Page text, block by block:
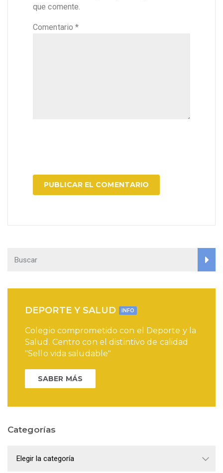
que comente.
Comentario*
DEPORTE Y SALUD INFO
Colegio comprometido con el Deporte y la
Salud. Centro con el distintivo de calidad
"Sello vida saludable"
SABER MÁS
Categorías